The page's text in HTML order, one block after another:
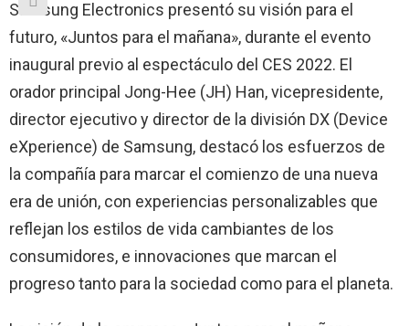
Samsung Electronics presentó su visión para el
futuro, «Juntos para el mañana», durante el evento
inaugural previo al espectáculo del CES 2022. El
orador principal Jong-Hee (JH) Han, vicepresidente,
director ejecutivo y director de la división DX (Device
eXperience) de Samsung, destacó los esfuerzos de
la compañía para marcar el comienzo de una nueva
era de unión, con experiencias personalizables que
reflejan los estilos de vida cambiantes de los
consumidores, e innovaciones que marcan el
progreso tanto para la sociedad como para el planeta.